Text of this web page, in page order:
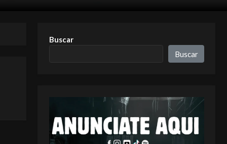
Buscar
Buscar